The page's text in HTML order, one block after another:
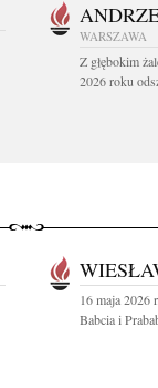
WARSZAWA
Z głębokim
2026 roku
16 maja 2026
Babcia i